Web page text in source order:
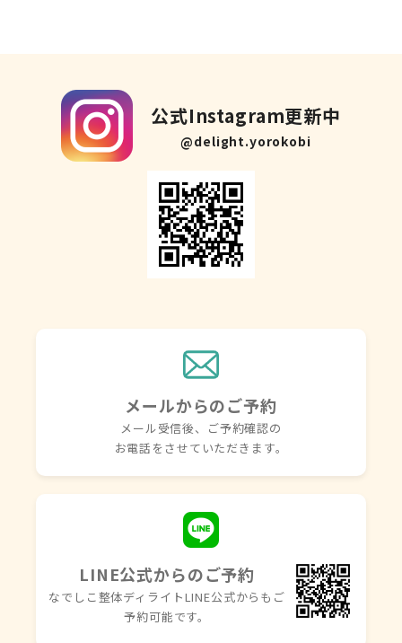
公式Instagram更新中
@delight.yorokobi
メールからのご予約
メール受信後、ご予約確認の
お電話をさせていただきます。
LINE公式からのご予約
なでしこ整体ディライトLINE公式からもご
予約可能です。